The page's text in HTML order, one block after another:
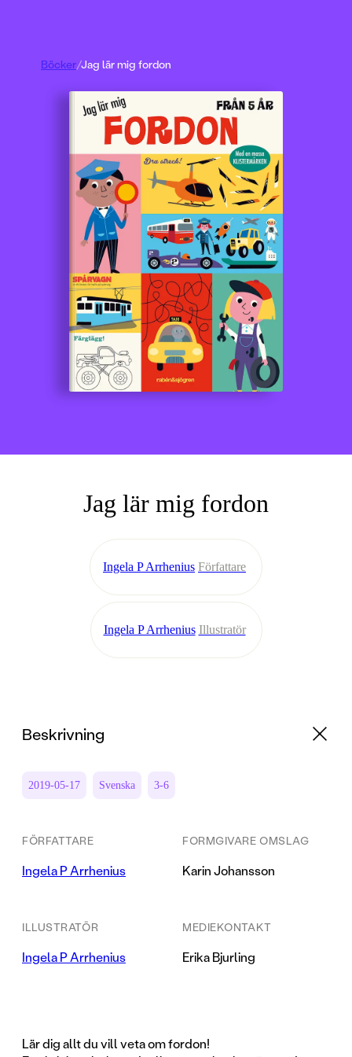
Jag lär mig fordon
Ingela P Arrhenius Författare
Ingela P Arrhenius Illustratör
Böcker/Jag lär mig fordon
Beskrivning
2019-05-17 Svenska 3-6
FÖRFATTARE
Ingela P Arrhenius
ILLUSTRATÖR
Ingela P Arrhenius
FORMGIVARE OMSLAG
Karin Johansson
MEDIEKONTAKT
Erika Bjurling
Lär dig allt du vill veta om fordon!